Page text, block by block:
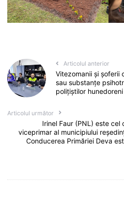
Articolul anterior
Vitezomanii și șoferii
sau substanțe
polițiștilor hunedoreni
Articolul următor
Irinel Faur (PNL) este cel
viceprimar al municipiului
Conducerea Primăriei Deva